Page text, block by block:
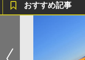
おすすめ記事